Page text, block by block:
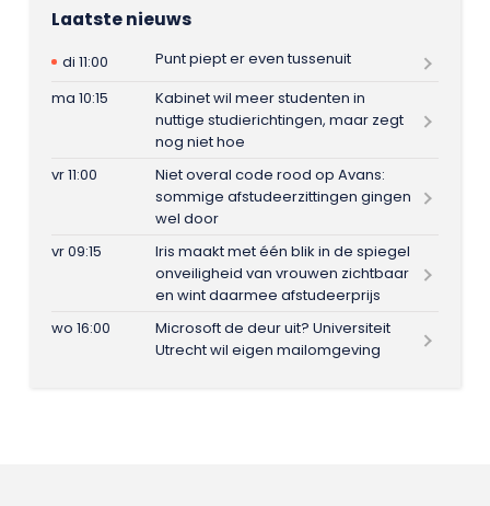
Laatste nieuws
di 11:00
Punt piept er even tussenuit
ma 10:15
Kabinet wil meer studenten in
nuttige studierichtingen, maar zegt
nog niet hoe
vr 11:00
Niet overal code rood op Avans:
sommige afstudeerzittingen gingen
wel door
vr 09:15
Iris maakt met één blik in de spiegel
onveiligheid van vrouwen zichtbaar
en wint daarmee afstudeerprijs
wo 16:00
Microsoft de deur uit? Universiteit
Utrecht wil eigen mailomgeving